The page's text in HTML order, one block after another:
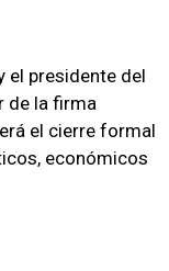
el presidente del
de la firma
el cierre formal
económicos